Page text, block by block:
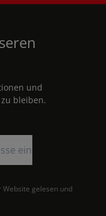
und
bleiben.
gelesen und